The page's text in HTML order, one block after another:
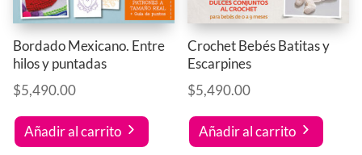
Bordado Mexicano. Entre
hilos y puntadas
$5,490.00
Añadir al carrito
Crochet Bebés Batitas y
Escarpines
$5,490.00
Añadir al carrito